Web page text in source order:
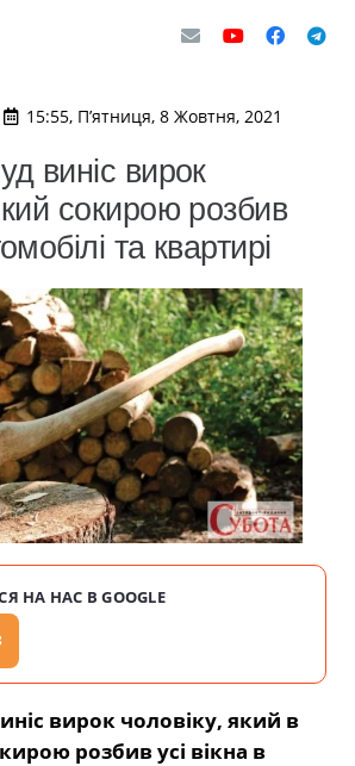
15:55, П’ятниця, 8 Жовтня, 2021
виніс вирок
сокирою розбив
та квартирі
НА НАС В GOOGLE
вирок чоловіку, який в
розбив усі вікна в